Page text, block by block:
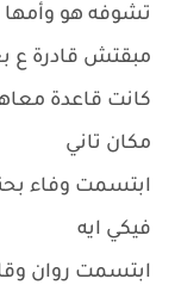
تشوفه هو وأمها
مبقتش قادرة ع
كانت قاعدة
مكان تاني
ابتسمت وفاء
فيكي ايه
ابتسمت روان